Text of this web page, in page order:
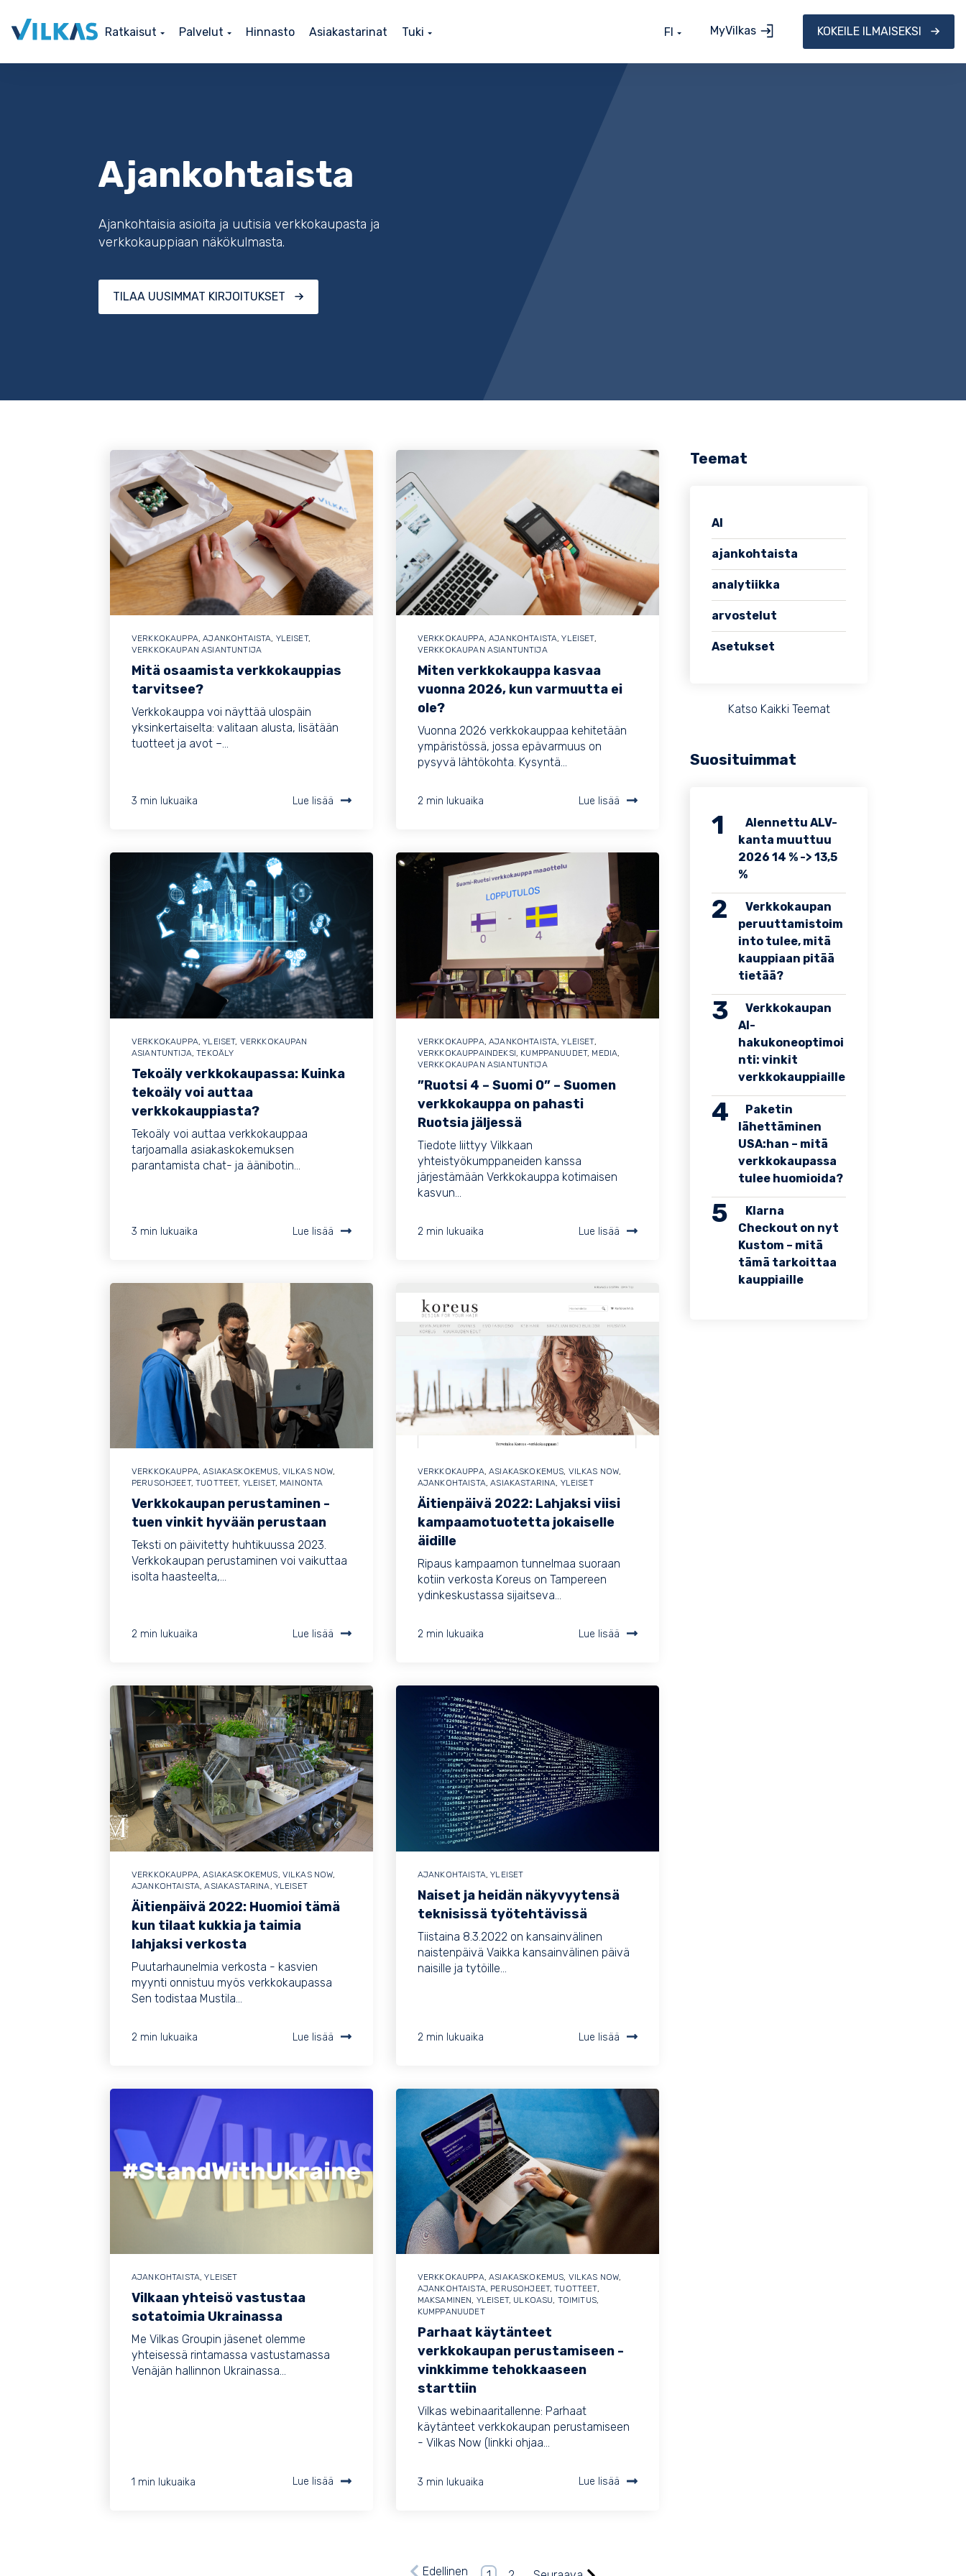
Ratkaisut Palvelut Hinnasto Asiakastarinat Tuki FI MyVilkas KOKEILE ILMAISEKSI
Ajankohtaista
Ajankohtaisia asioita ja uutisia verkkokaupasta ja
verkkokauppiaan näkökulmasta.
TILAA UUSIMMAT KIRJOITUKSET
VERKKOKAUPPA,AJANKOHTAISTA, YLEISET,
VERKKOKAUPAN ASIANTUNTIJA
Mitä osaamista verkkokauppias
tarvitsee?
Verkkokauppa voi näyttää ulospäin
yksinkertaiselta: valitaan alusta, lisätään
tuotteet ja avot –...
3 min lukuaika Lue lisää
VERKKOKAUPPA,AJANKOHTAISTA,YLEISET,
VERKKOKAUPAN ASIANTUNTIJA
Miten verkkokauppa kasvaa
vuonna 2026, kun varmuutta ei
ole?
Vuonna 2026 verkkokauppaa kehitetään
ympäristössä, jossa epävarmuus on
pysyvä lähtökohta. Kysyntä...
2 min lukuaika Lue lisää
VERKKOKAUPPA ,YLEISET, VERKKOKAUPAN
ASIANTUNTIJA ,TEKOÄLY
Tekoäly verkkokaupassa: Kuinka
tekoäly voi auttaa
verkkokauppiasta?
Tekoäly voi auttaa verkkokauppaa
tarjoamalla asiakaskokemuksen
parantamista chat- ja äänibotin...
3 min lukuaika Lue lisää
VERKKOKAUPPA ,AJANKOHTAISTA ,YLEISET,
VERKKOKAUPPAINDEKSI KUMPPANUUDET, MEDIA
VERKKOKAUPAN ASIANTUNTIJA
”Ruotsi 4 – Suomi 0” – Suomen
verkkokauppa on pahasti
Ruotsia jäljessä
Tiedote liittyy Vilkkaan
yhteistyökumppaneiden kanssa
järjestämään Verkkokauppa kotimaisen
kasvun...
2 min lukuaika Lue lisää
VERKKOKAUPPA,ASIAKASKOKEMUS, VILKAS NOW,
PERUSOHJEET,TUOTTEET, YLEISET, MAINONTA
Verkkokaupan perustaminen -
tuen vinkit hyvään perustaan
Teksti on päivitetty huhtikuussa 2023.
Verkkokaupan perustaminen voi vaikuttaa
isolta haasteelta,...
2 min lukuaika Lue lisää
VERKKOKAUPPA,ASIAKASKOKEMUS, VILKAS NOW,
AJANKOHTAISTA,ASIAKASTARINA, YLEISET
Äitienpäivä 2022: Lahjaksi viisi
kampaamotuotetta jokaiselle
äidille
Ripaus kampaamon tunnelmaa suoraan
kotiin verkosta Koreus on Tampereen
ydinkeskustassa sijaitseva...
2 min lukuaika Lue lisää
VERKKOKAUPPA,ASIAKASKOKEMUS, VILKAS NOW,
AJANKOHTAISTA,ASIAKASTARINA, YLEISET
Äitienpäivä 2022: Huomioi tämä
kun tilaat kukkia ja taimia
lahjaksi verkosta
Puutarhaunelmia verkosta - kasvien
myynti onnistuu myös verkkokaupassa
Sen todistaa Mustila...
2 min lukuaika Lue lisää
AJANKOHTAISTA,YLEISET
Naiset ja heidän näkyvyytensä
teknisissä työtehtävissä
Tiistaina 8.3.2022 on kansainvälinen
naistenpäivä Vaikka kansainvälinen päivä
naisille ja tytöille...
2 min lukuaika Lue lisää
AJANKOHTAISTA,YLEISET
Vilkaan yhteisö vastustaa
sotatoimia Ukrainassa
Me Vilkas Groupin jäsenet olemme
yhteisessä rintamassa vastustamassa
Venäjän hallinnon Ukrainassa...
1 min lukuaika Lue lisää
VERKKOKAUPPA,ASIAKASKOKEMUS, VILKAS NOW,
AJANKOHTAISTA, PERUSOHJEET,TUOTTEET,
MAKSAMINEN, YLEISET, ULKOASU, TOIMITUS,
KUMPPANUUDET
Parhaat käytänteet
verkkokaupan perustamiseen -
vinkkimme tehokkaaseen
starttiin
Vilkas webinaaritallenne: Parhaat
käytänteet verkkokaupan perustamiseen
- Vilkas Now (linkki ohjaa...
3 min lukuaika Lue lisää
Teemat
AI
ajankohtaista
analytiikka
arvostelut
Asetukset
Katso Kaikki Teemat
Suosituimmat
Alennettu ALV-
kanta muuttuu
2026 14 % -> 13,5
%
Verkkokaupan
peruuttamistoim
into tulee, mitä
kauppiaan pitää
tietää?
Verkkokaupan
AI-
hakukoneoptimoi
nti: vinkit
verkkokauppiaille
Paketin
lähettäminen
USA:han – mitä
verkkokaupassa
tulee huomioida?
Klarna
Checkout on nyt
Kustom – mitä
tämä tarkoittaa
kauppiaille
Edellinen